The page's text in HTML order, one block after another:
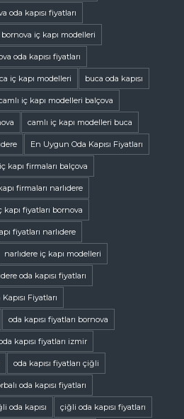
oda kapısı fiyatları
bornova iç kapı modelleri
oda kapısı fiyatları
iç kapı modelleri buca oda kapısı
iç kapı modelleri balçova
camlı iç kapı modelleri buca
En Uygun Oda Kapısı Fiyatları
iç kapı firmaları balçova
firmaları narlıdere
kapı fiyatları bornova
fiyatları narlıdere
narlıdere iç kapı modelleri
oda kapısı fiyatları
Kapısı Fiyatları
oda kapısı fiyatları bornova
kapısı fiyatları izmir
oda kapısı fiyatları çiğli
oda kapısı fiyatları
oda kapısı çiğli oda kapısı fiyatları